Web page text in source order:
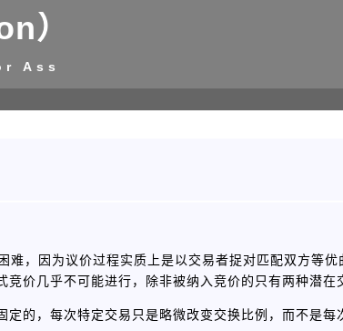
）
Ass
，因为议价过程实质上是以交易者捉对匹配双方等
价几乎不可能进行，除非被纳入竞价的只有两种潜在
的，每次特定交易只是略微改变交换比例，而不是